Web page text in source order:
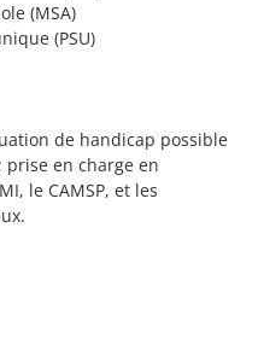
(MSA)
(PSU)
de handicap possible
en charge en
le CAMSP, et les